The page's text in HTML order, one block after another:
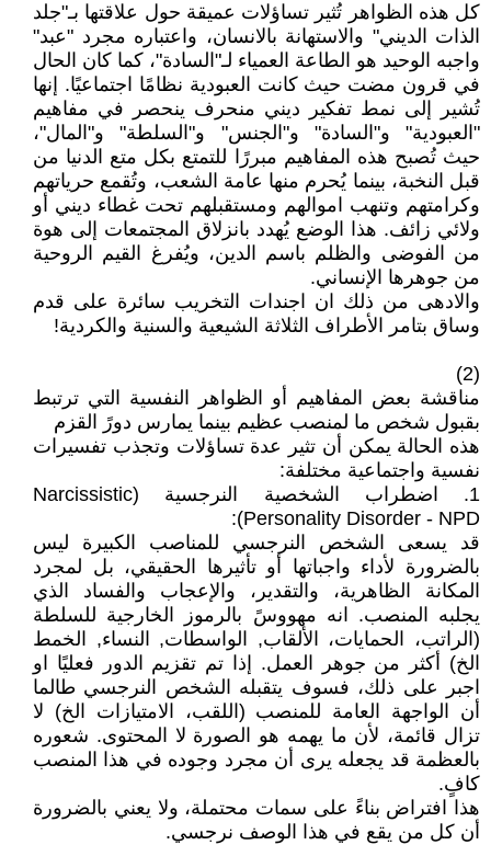
كل هذه الظواهر تُثير تساؤلات عميقة حول علاقتها بـ"جلد
الذات الديني" والاستهانة بالانسان، واعتباره مجرد "عبد"
واجبه الوحيد هو الطاعة العمياء لـ"السادة"، كما كان الحال
في قرون مضت حيث كانت العبودية نظامًا اجتماعيًا. إنها
تُشير إلى نمط تفكير ديني منحرف ينحصر في مفاهيم
"العبودية" و"السادة" و"الجنس" و"السلطة" و"المال"،
حيث تُصبح هذه المفاهيم مبررًا للتمتع بكل متع الدنيا من
قبل النخبة، بينما يُحرم منها عامة الشعب، وتُقمع حرياتهم
وكرامتهم وتنهب اموالهم ومستقبلهم تحت غطاء ديني أو
ولائي زائف. هذا الوضع يُهدد بانزلاق المجتمعات إلى هوة
من الفوضى والظلم باسم الدين، ويُفرغ القيم الروحية
من جوهرها الإنساني.
والادهى من ذلك ان اجندات التخريب سائرة على قدم
وساق بتامر الأطراف الثلاثة الشيعية والسنية والكردية!
(2)
مناقشة بعض المفاهيم أو الظواهر النفسية التي ترتبط
بقبول شخص ما لمنصب عظيم بينما يمارس دورً القزم
هذه الحالة يمكن أن تثير عدة تساؤلات وتجذب تفسيرات
نفسية واجتماعية مختلفة:
1. اضطراب الشخصية النرجسية (Narcissistic
Personality Disorder - NPD):
قد يسعى الشخص النرجسي للمناصب الكبيرة ليس
بالضرورة لأداء واجباتها أو تأثيرها الحقيقي، بل لمجرد
المكانة الظاهرية، والتقدير، والإعجاب والفساد الذي
يجلبه المنصب. انه مهووسً بالرموز الخارجية للسلطة
(الراتب، الحمايات، الألقاب, الواسطات, النساء, الخمط
الخ) أكثر من جوهر العمل. إذا تم تقزيم الدور فعليًا او
اجبر على ذلك، فسوف يتقبله الشخص النرجسي طالما
أن الواجهة العامة للمنصب (اللقب، الامتيازات الخ) لا
تزال قائمة، لأن ما يهمه هو الصورة لا المحتوى. شعوره
بالعظمة قد يجعله يرى أن مجرد وجوده في هذا المنصب
كافٍ.
هذا افتراض بناءً على سمات محتملة، ولا يعني بالضرورة
أن كل من يقع في هذا الوصف نرجسي.